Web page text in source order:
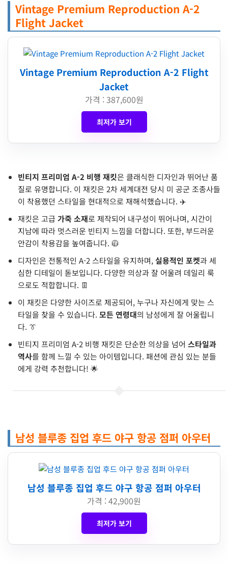
Vintage Premium Reproduction A-2
Flight Jacket
Vintage Premium Reproduction A-2 Flight
Jacket
가격 : 387,600원
최저가 보기
빈티지 프리미엄 A-2 비행 재킷은 클래식한 디자인과 뛰어난 품
질로 유명합니다. 이 재킷은 2차 세계대전 당시 미 공군 조종사들
이 착용했던 스타일을 현대적으로 재해석했습니다. ✈️
재킷은 고급 가죽 소재로 제작되어 내구성이 뛰어나며, 시간이
지남에 따라 멋스러운 빈티지 느낌을 더합니다. 또한, 부드러운
안감이 착용감을 높여줍니다. 🧥
디자인은 전통적인 A-2 스타일을 유지하며,실용적인 포켓과 세
심한 디테일이 돋보입니다. 다양한 의상과 잘 어울려 데일리 룩
으로도 적합합니다. 👖
이 재킷은 다양한 사이즈로 제공되어, 누구나 자신에게 맞는 스
타일을 찾을 수 있습니다. 모든 연령대의 남성에게 잘 어울립니
다. 👔
빈티지 프리미엄 A-2 비행 재킷은 단순한 의상을 넘어 스타일과
역사를 함께 느낄 수 있는 아이템입니다. 패션에 관심 있는 분들
에게 강력 추천합니다! 🌟
남성 블루종 집업 후드 야구 항공 점퍼 아우터
남성 블루종 집업 후드 야구 항공 점퍼 아우터
가격 : 42,900원
최저가 보기